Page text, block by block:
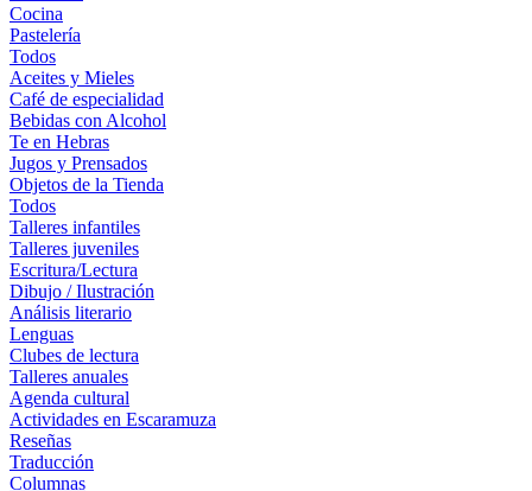
Cocina
Pastelería
Todos
Aceites y Mieles
Café de especialidad
Bebidas con Alcohol
Te en Hebras
Jugos y Prensados
Objetos de la Tienda
Todos
Talleres infantiles
Talleres juveniles
Escritura/Lectura
Dibujo / Ilustración
Análisis literario
Lenguas
Clubes de lectura
Talleres anuales
Agenda cultural
Actividades en Escaramuza
Reseñas
Traducción
Columnas